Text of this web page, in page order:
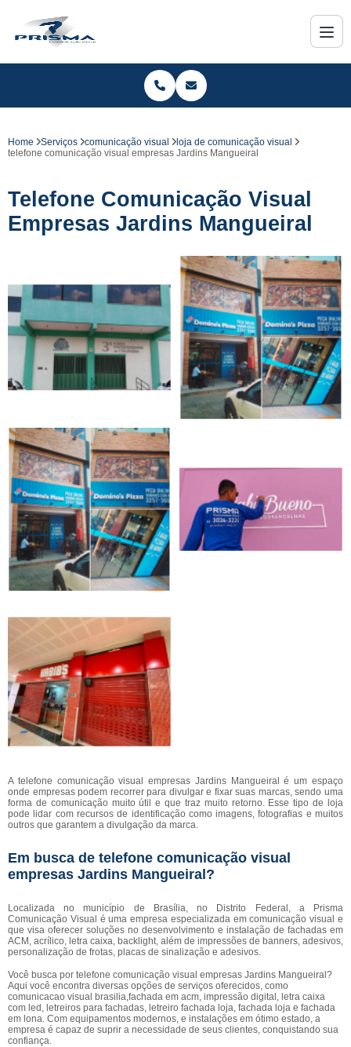
Home Serviços comunicação visual
loja de comunicação visual
telefone comunicação visual empresas Jardins Mangueiral
Telefone Comunicação Visual
Empresas Jardins Mangueiral
A telefone comunicação visual empresas Jardins Mangueiral é um espaço
onde empresas podem recorrer para divulgar e fixar suas marcas, sendo uma
forma de comunicação muito útil e que traz muito retorno. Esse tipo de loja
pode lidar com recursos de identificação como imagens, fotografias e muitos
outros que garantem a divulgação da marca.
Em busca de telefone comunicação visual
empresas Jardins Mangueiral?
Localizada no município de Brasília, no Distrito Federal, a Prisma
Comunicação Visual é uma empresa especializada em comunicação visual e
que visa oferecer soluções no desenvolvimento e instalação de fachadas em
ACM, acrílico, letra caixa, backlight, além de impressões de banners, adesivos,
personalização de frotas, placas de sinalização e adesivos.
Você busca por telefone comunicação visual empresas Jardins Mangueiral?
Aqui você encontra diversas opções de serviços oferecidos, como
comunicacao visual brasilia,fachada em acm, impressão digital, letra caixa
com led, letreiros para fachadas, letreiro fachada loja, fachada loja e fachada
em lona. Com equipamentos modernos, e instalações em ótimo estado, a
empresa é capaz de suprir a necessidade de seus clientes, conquistando sua
confiança.